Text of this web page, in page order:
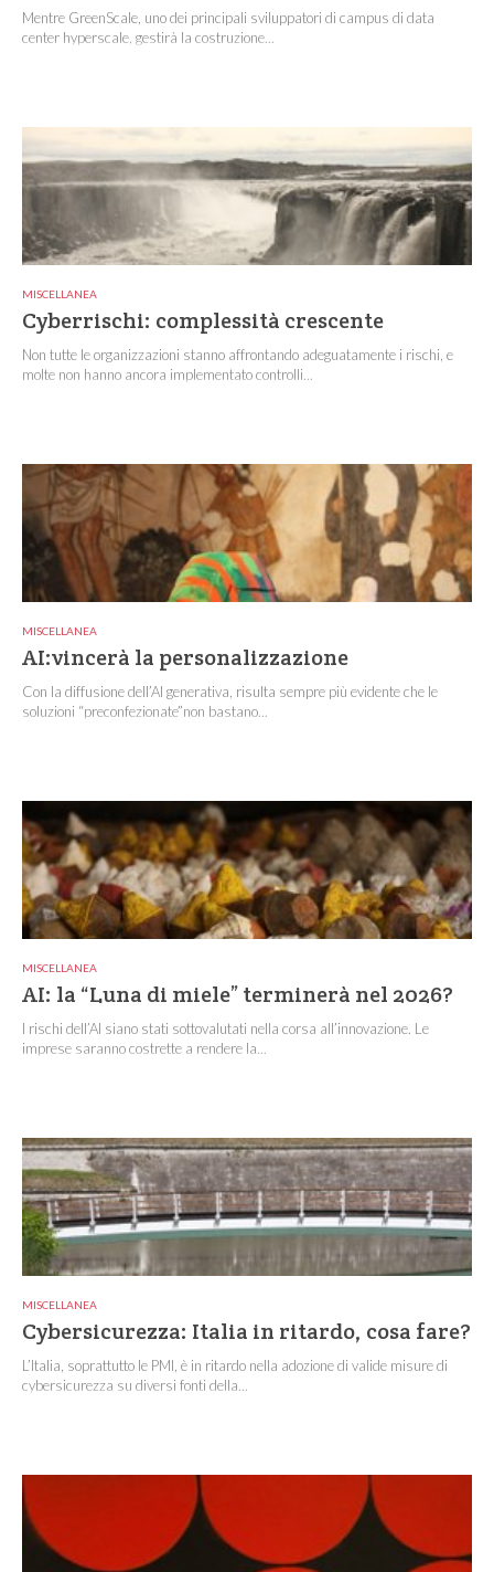
Mentre GreenScale, uno dei principali sviluppatori di campus di data
center hyperscale, gestirà la costruzione...
MISCELLANEA
Cyberrischi: complessità crescente
Non tutte le organizzazioni stanno affrontando adeguatamente i rischi, e
molte non hanno ancora implementato controlli...
MISCELLANEA
AI:vincerà la personalizzazione
Con la diffusione dell’AI generativa, risulta sempre più evidente che le
soluzioni “preconfezionate”non bastano...
MISCELLANEA
AI: la “Luna di miele” terminerà nel 2026?
I rischi dell’AI siano stati sottovalutati nella corsa all’innovazione. Le
imprese saranno costrette a rendere la...
MISCELLANEA
Cybersicurezza: Italia in ritardo, cosa fare?
L’Italia, soprattutto le PMI, è in ritardo nella adozione di valide misure di
cybersicurezza su diversi fonti della...